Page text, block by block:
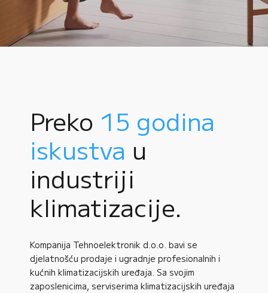
Preko 15 godina
iskustva u
industriji
klimatizacije.
Kompanija Tehnoelektronik d.o.o. bavi se
djelatnošću prodaje i ugradnje profesionalnih i
kućnih klimatizacijskih uređaja. Sa svojim
zaposlenicima, serviserima klimatizacijskih uređaja